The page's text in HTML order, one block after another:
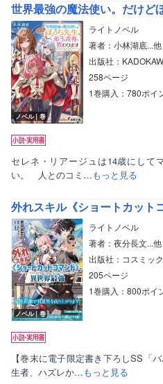
ノベル｜巻
ライトノベル
著者：小林湖底...他
出版社：
258ページ
1巻購入：780ポイ
セレネ・リアージュは14歳にして
い。 人とのコミ…もっと見る
ノベル｜巻
ライトノベル
著者：夜分長文...他
出版社：コスミッ
205ページ
1巻購入：800ポイ
【巻末に電子限定書き下ろしSS「
生者、ハズレか…もっと見る